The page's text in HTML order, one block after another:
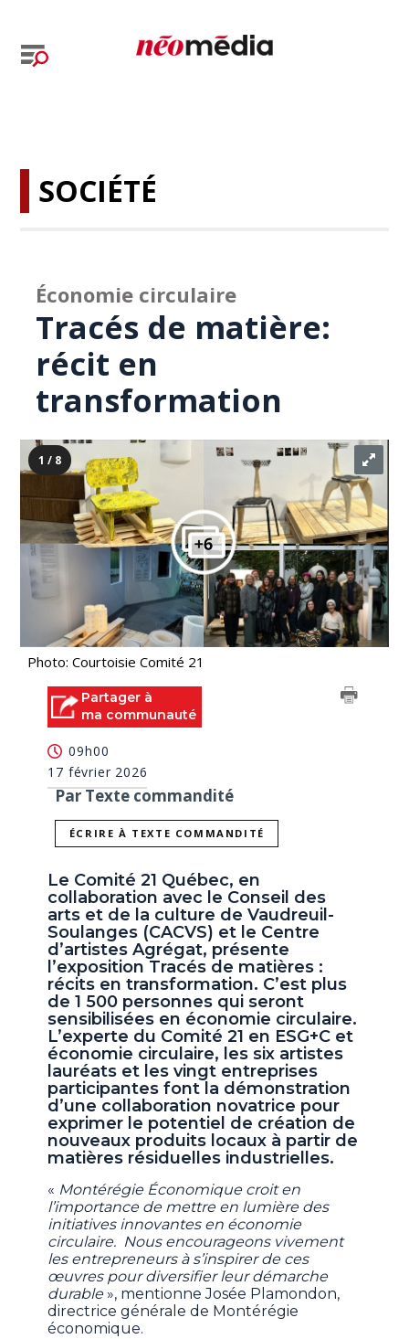
SOCIÉTÉ
Économie circulaire
Tracés de matière:
récit en
transformation
1 / 8
Photo: Courtoisie Comité 21
Partager à
ma communauté
09h00
17 février 2026
Par Texte commandité
ÉCRIRE À TEXTE COMMANDITÉ
Le Comité 21 Québec, en
collaboration avec le Conseil des
arts et de la culture de Vaudreuil-
Soulanges (CACVS) et le Centre
d’artistes Agrégat, présente
l’exposition Tracés de matières :
récits en transformation. C’est plus
de 1 500 personnes qui seront
sensibilisées en économie circulaire.
L’experte du Comité 21 en ESG+C et
économie circulaire, les six artistes
lauréats et les vingt entreprises
participantes font la démonstration
d’une collaboration novatrice pour
exprimer le potentiel de création de
nouveaux produits locaux à partir de
matières résiduelles industrielles.
« Montérégie Économique croit en
l’importance de mettre en lumière des
initiatives innovantes en économie
circulaire. Nous encourageons vivement
les entrepreneurs à s’inspirer de ces
œuvres pour diversifier leur démarche
durable», mentionne Josée Plamondon,
directrice générale de Montérégie
économique.